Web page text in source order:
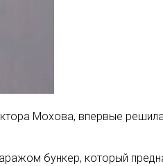
Мохова, впервые
бункер, который